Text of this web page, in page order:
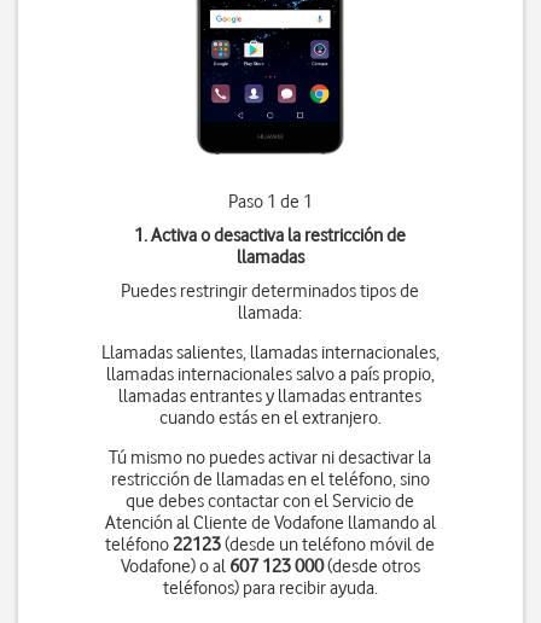
Paso 1 de 1
1. Activa o desactiva la restricción de
llamadas
Puedes restringir determinados tipos de
llamada:
Llamadas salientes, llamadas internacionales,
llamadas internacionales salvo a país propio,
llamadas entrantes y llamadas entrantes
cuando estás en el extranjero.
Tú mismo no puedes activar ni desactivar la
restricción de llamadas en el teléfono, sino
que debes contactar con el Servicio de
Atención al Cliente de Vodafone llamando al
teléfono22123(desde un teléfono móvil de
Vodafone) o al 607 123 000(desde otros
teléfonos) para recibir ayuda.